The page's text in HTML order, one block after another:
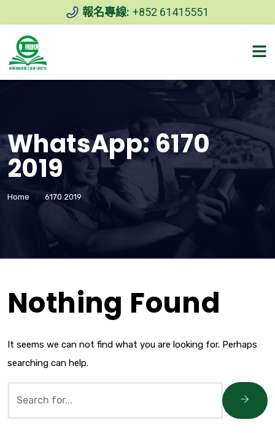
報名專線: +852 61415551
WhatsApp:6170
2019
Home 6170 2019
Nothing Found
It seems we can not find what you are looking for. Perhaps
searching can help.